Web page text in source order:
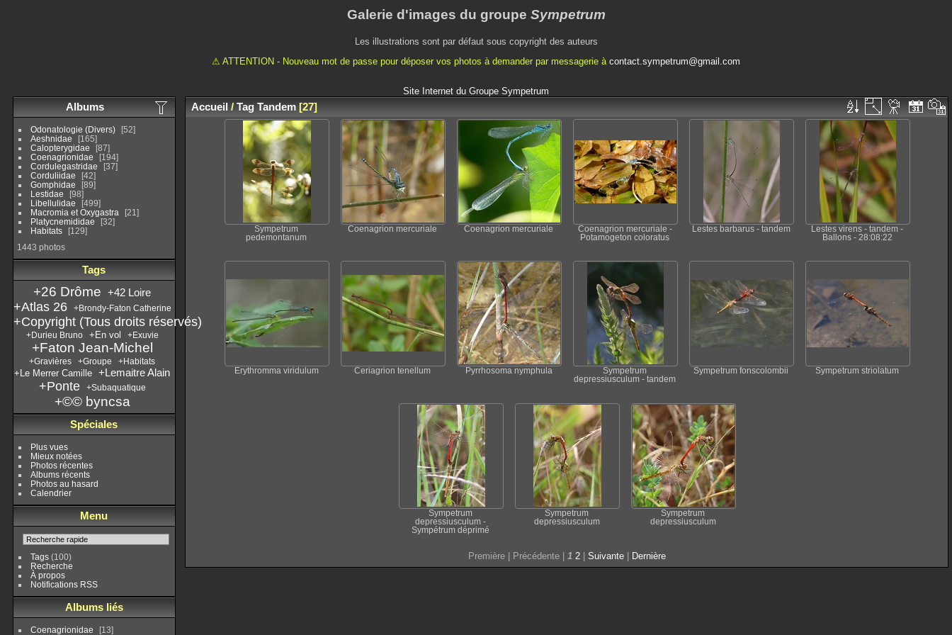
Galerie d'images du groupe Sympetrum
Les illustrations sont par défaut sous copyright des auteurs
⚠ ATTENTION - Nouveau mot de passe pour déposer vos photos à demander par messagerie à contact.sympetrum@gmail.com
Site Internet du Groupe Sympetrum
Albums
Odonatologie (Divers)
52
Aeshnidae
165
Calopterygidae
87
Coenagrionidae
194
Cordulegastridae
37
Corduliidae
42
Gomphidae
89
Lestidae
98
Libellulidae
499
Macromia et Oxygastra
21
Platycnemididae
32
Habitats
129
1443 photos
Tags
+26 Drôme +42 Loire
+Atlas 26 +Brondy-Faton Catherine
+Copyright (Tous droits réservés)
+Durieu Bruno +En vol +Exuvie
+Faton Jean-Michel
+Gravières +Groupe +Habitats
+Le Merrer Camille +Lemaitre Alain
+Ponte +Subaquatique
+©© byncsa
Spéciales
Plus vues
Mieux notées
Photos récentes
Albums récents
Photos au hasard
Calendrier
Menu
Tags(100)
Recherche
À propos
Notifications RSS
Albums liés
Coenagrionidae
13
Accueil/ Tag Tandem 27
Sympetrum
pedemontanum
Coenagrion mercuriale Coenagrion mercuriale
Coenagrion mercuriale -
Potamogeton coloratus
Lestes barbarus - tandem
Lestes virens - tandem -
Ballons - 28:08:22
Erythromma viridulum Ceriagrion tenellum Pyrrhosoma nymphula
Sympetrum
depressiusculum - tandem
Sympetrum fonscolombii Sympetrum striolatum
Sympetrum
depressiusculum -
Sympétrum déprimé
Sympetrum
depressiusculum
Sympetrum
depressiusculum
Première | Précédente | 1 2 | Suivante | Dernière